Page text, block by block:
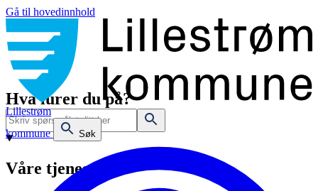
Gå til hovedinnhold
Lillestrøm
kommune
Søk
Hva lurer du på?
Våre tjenester